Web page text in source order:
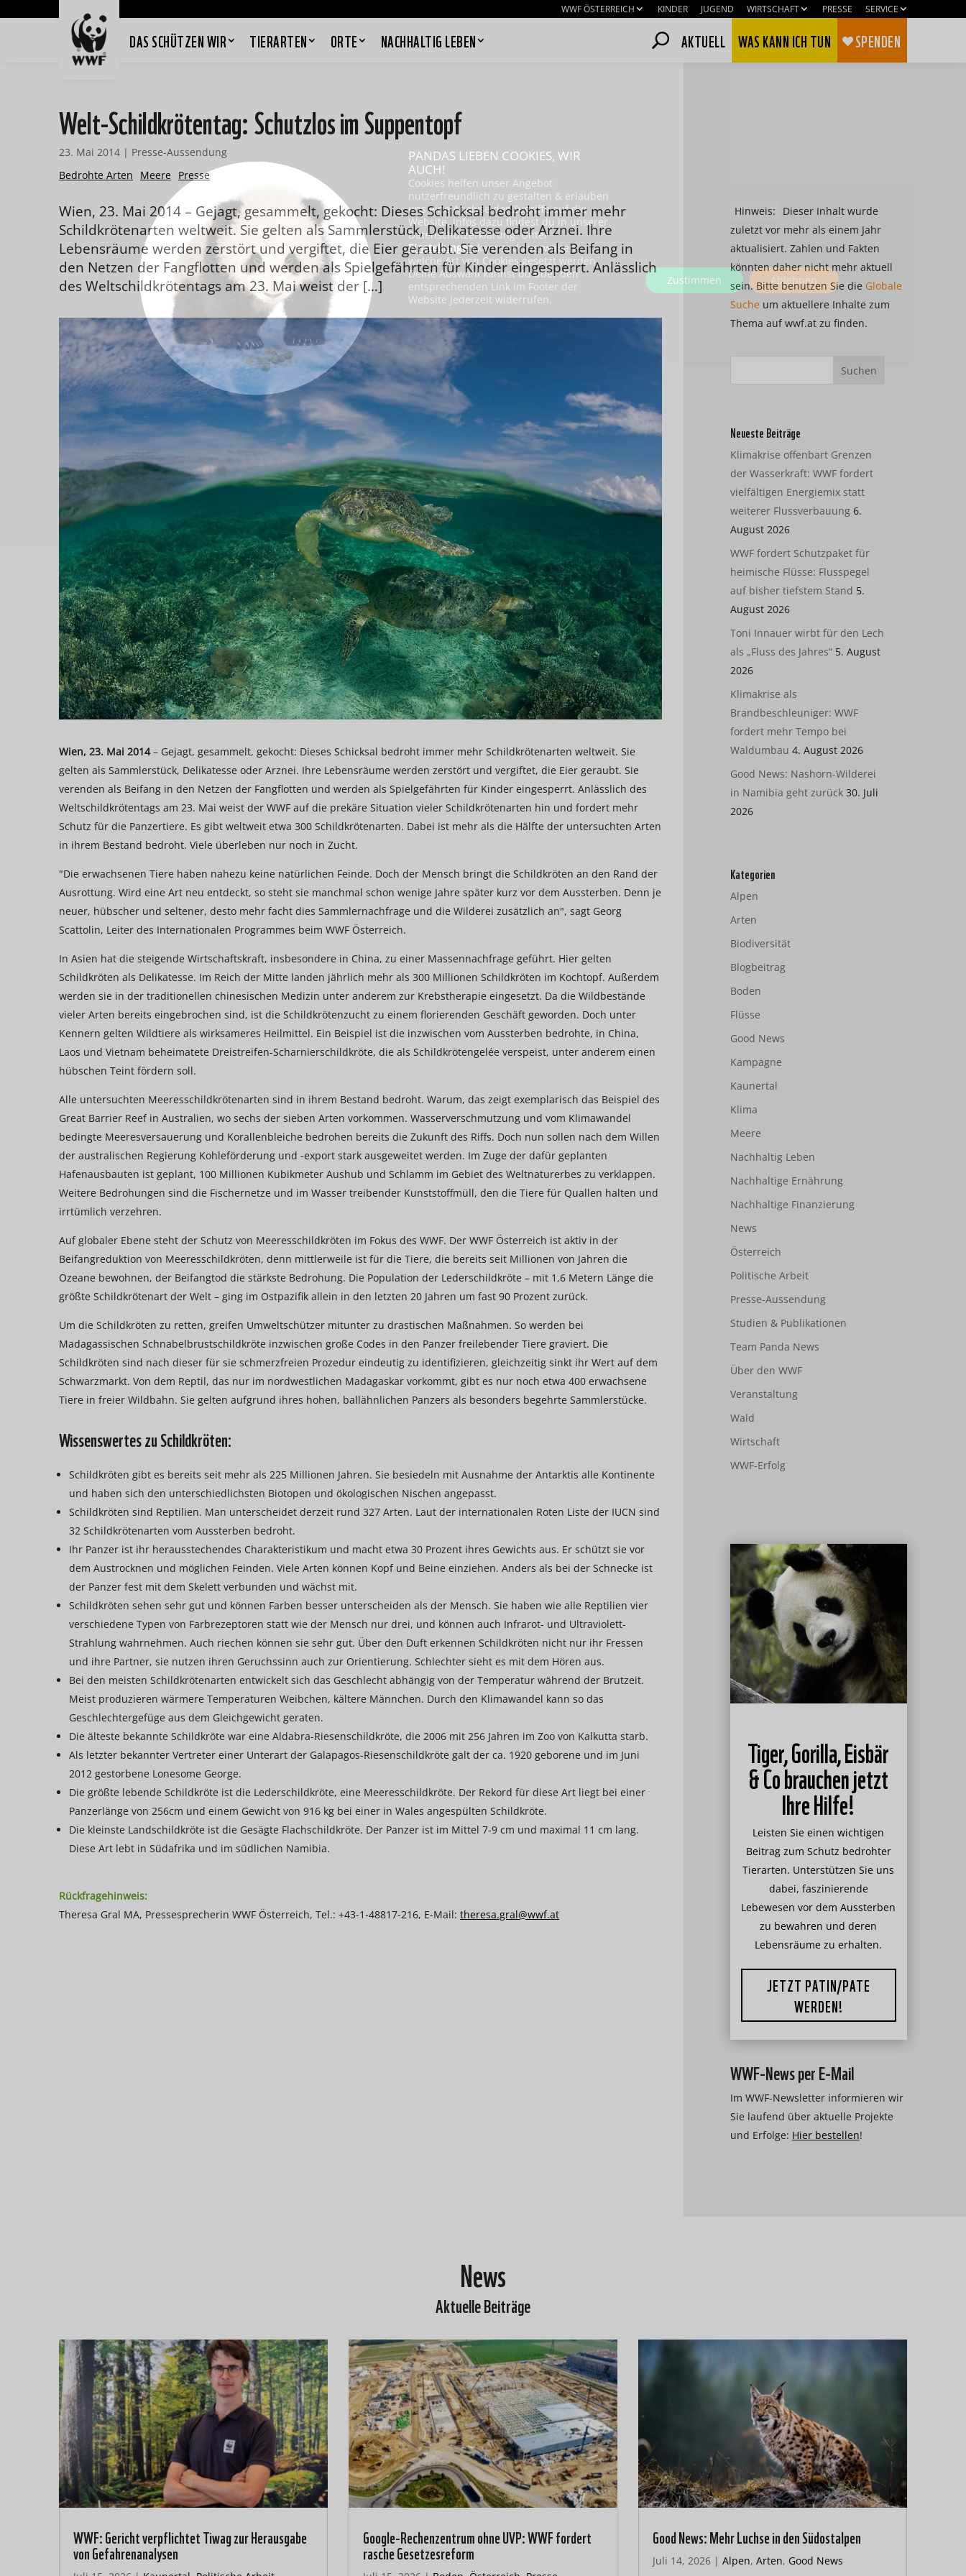
WWF ÖSTERREICH KINDER JUGEND WIRTSCHAFT PRESSE SERVICE
DAS SCHÜTZEN WIR TIERARTEN ORTE NACHHALTIG LEBEN AKTUELL WAS KANN ICH TUN SPENDEN
Welt-Schildkrötentag: Schutzlos im Suppentopf
23. Mai 2014 | Presse-Aussendung
Bedrohte Arten
Meere Presse
Wien, 23. Mai 2014 – Gejagt, gesammelt, gekocht: Dieses Schicksal bedroht immer mehr
Schildkrötenarten weltweit. Sie gelten als Sammlerstück, Delikatesse oder Arznei. Ihre
Lebensräume werden zerstört und vergiftet, die Eier geraubt. Sie verenden als Beifang in
den Netzen der Fangflotten und werden als Spielgefährten für Kinder eingesperrt. Anlässlich
des Weltschildkrötentags am 23. Mai weist der […]
Wien, 23. Mai 2014– Gejagt, gesammelt, gekocht: Dieses Schicksal bedroht immer mehr Schildkrötenarten weltweit. Sie
gelten als Sammlerstück, Delikatesse oder Arznei. Ihre Lebensräume werden zerstört und vergiftet, die Eier geraubt. Sie
verenden als Beifang in den Netzen der Fangflotten und werden als Spielgefährten für Kinder eingesperrt. Anlässlich des
Weltschildkrötentags am 23. Mai weist der WWF auf die prekäre Situation vieler Schildkrötenarten hin und fordert mehr
Schutz für die Panzertiere. Es gibt weltweit etwa 300 Schildkrötenarten. Dabei ist mehr als die Hälfte der untersuchten Arten
in ihrem Bestand bedroht. Viele überleben nur noch in Zucht.
"Die erwachsenen Tiere haben nahezu keine natürlichen Feinde. Doch der Mensch bringt die Schildkröten an den Rand der
Ausrottung. Wird eine Art neu entdeckt, so steht sie manchmal schon wenige Jahre später kurz vor dem Aussterben. Denn je
neuer, hübscher und seltener, desto mehr facht dies Sammlernachfrage und die Wilderei zusätzlich an", sagt Georg
Scattolin, Leiter des Internationalen Programmes beim WWF Österreich.
In Asien hat die steigende Wirtschaftskraft, insbesondere in China, zu einer Massennachfrage geführt. Hier gelten
Schildkröten als Delikatesse. Im Reich der Mitte landen jährlich mehr als 300 Millionen Schildkröten im Kochtopf. Außerdem
werden sie in der traditionellen chinesischen Medizin unter anderem zur Krebstherapie eingesetzt. Da die Wildbestände
vieler Arten bereits eingebrochen sind, ist die Schildkrötenzucht zu einem florierenden Geschäft geworden. Doch unter
Kennern gelten Wildtiere als wirksameres Heilmittel. Ein Beispiel ist die inzwischen vom Aussterben bedrohte, in China,
Laos und Vietnam beheimatete Dreistreifen-Scharnierschildkröte, die als Schildkrötengelée verspeist, unter anderem einen
hübschen Teint fördern soll.
Alle untersuchten Meeresschildkrötenarten sind in ihrem Bestand bedroht. Warum, das zeigt exemplarisch das Beispiel des
Great Barrier Reef in Australien, wo sechs der sieben Arten vorkommen. Wasserverschmutzung und vom Klimawandel
bedingte Meeresversauerung und Korallenbleiche bedrohen bereits die Zukunft des Riffs. Doch nun sollen nach dem Willen
der australischen Regierung Kohleförderung und -export stark ausgeweitet werden. Im Zuge der dafür geplanten
Hafenausbauten ist geplant, 100 Millionen Kubikmeter Aushub und Schlamm im Gebiet des Weltnaturerbes zu verklappen.
Weitere Bedrohungen sind die Fischernetze und im Wasser treibender Kunststoffmüll, den die Tiere für Quallen halten und
irrtümlich verzehren.
Auf globaler Ebene steht der Schutz von Meeresschildkröten im Fokus des WWF. Der WWF Österreich ist aktiv in der
Beifangreduktion von Meeresschildkröten, denn mittlerweile ist für die Tiere, die bereits seit Millionen von Jahren die
Ozeane bewohnen, der Beifangtod die stärkste Bedrohung. Die Population der Lederschildkröte – mit 1,6 Metern Länge die
größte Schildkrötenart der Welt – ging im Ostpazifik allein in den letzten 20 Jahren um fast 90 Prozent zurück.
Um die Schildkröten zu retten, greifen Umweltschützer mitunter zu drastischen Maßnahmen. So werden bei
Madagassischen Schnabelbrustschildkröte inzwischen große Codes in den Panzer freilebender Tiere graviert. Die
Schildkröten sind nach dieser für sie schmerzfreien Prozedur eindeutig zu identifizieren, gleichzeitig sinkt ihr Wert auf dem
Schwarzmarkt. Von dem Reptil, das nur im nordwestlichen Madagaskar vorkommt, gibt es nur noch etwa 400 erwachsene
Tiere in freier Wildbahn. Sie gelten aufgrund ihres hohen, ballähnlichen Panzers als besonders begehrte Sammlerstücke.
Wissenswertes zu Schildkröten:
Schildkröten gibt es bereits seit mehr als 225 Millionen Jahren. Sie besiedeln mit Ausnahme der Antarktis alle Kontinente
und haben sich den unterschiedlichsten Biotopen und ökologischen Nischen angepasst.
Schildkröten sind Reptilien. Man unterscheidet derzeit rund 327 Arten. Laut der internationalen Roten Liste der IUCN sind
32 Schildkrötenarten vom Aussterben bedroht.
Ihr Panzer ist ihr herausstechendes Charakteristikum und macht etwa 30 Prozent ihres Gewichts aus. Er schützt sie vor
dem Austrocknen und möglichen Feinden. Viele Arten können Kopf und Beine einziehen. Anders als bei der Schnecke ist
der Panzer fest mit dem Skelett verbunden und wächst mit.
Schildkröten sehen sehr gut und können Farben besser unterscheiden als der Mensch. Sie haben wie alle Reptilien vier
verschiedene Typen von Farbrezeptoren statt wie der Mensch nur drei, und können auch Infrarot- und Ultraviolett-
Strahlung wahrnehmen. Auch riechen können sie sehr gut. Über den Duft erkennen Schildkröten nicht nur ihr Fressen
und ihre Partner, sie nutzen ihren Geruchssinn auch zur Orientierung. Schlechter sieht es mit dem Hören aus.
Bei den meisten Schildkrötenarten entwickelt sich das Geschlecht abhängig von der Temperatur während der Brutzeit.
Meist produzieren wärmere Temperaturen Weibchen, kältere Männchen. Durch den Klimawandel kann so das
Geschlechtergefüge aus dem Gleichgewicht geraten.
Die älteste bekannte Schildkröte war eine Aldabra-Riesenschildkröte, die 2006 mit 256 Jahren im Zoo von Kalkutta starb.
Als letzter bekannter Vertreter einer Unterart der Galapagos-Riesenschildkröte galt der ca. 1920 geborene und im Juni
2012 gestorbene Lonesome George.
Die größte lebende Schildkröte ist die Lederschildkröte, eine Meeresschildkröte. Der Rekord für diese Art liegt bei einer
Panzerlänge von 256cm und einem Gewicht von 916 kg bei einer in Wales angespülten Schildkröte.
Die kleinste Landschildkröte ist die Gesägte Flachschildkröte. Der Panzer ist im Mittel 7-9 cm und maximal 11 cm lang.
Diese Art lebt in Südafrika und im südlichen Namibia.
Rückfragehinweis:
Theresa Gral MA, Pressesprecherin WWF Österreich, Tel.: +43-1-48817-216, E-Mail: theresa.gral@wwf.at
Hinweis:
Dieser Inhalt wurde
zuletzt vor mehr als einem Jahr
aktualisiert. Zahlen und Fakten
könnten daher nicht mehr aktuell
sein. Bitte benutzen Sie die Globale
Suche um aktuellere Inhalte zum
Thema auf wwf.at zu finden.
Neueste Beiträge
Klimakrise offenbart Grenzen
der Wasserkraft: WWF fordert
vielfältigen Energiemix statt
weiterer Flussverbauung 6.
August 2026
WWF fordert Schutzpaket für
heimische Flüsse: Flusspegel
auf bisher tiefstem Stand 5.
August 2026
Toni Innauer wirbt für den Lech
als „Fluss des Jahres“ 5. August
2026
Klimakrise als
Brandbeschleuniger: WWF
fordert mehr Tempo bei
Waldumbau 4. August 2026
Good News: Nashorn-Wilderei
in Namibia geht zurück 30. Juli
2026
Kategorien
Alpen
Arten
Biodiversität
Blogbeitrag
Boden
Flüsse
Good News
Kampagne
Kaunertal
Klima
Meere
Nachhaltig Leben
Nachhaltige Ernährung
Nachhaltige Finanzierung
News
Österreich
Politische Arbeit
Presse-Aussendung
Studien & Publikationen
Team Panda News
Über den WWF
Veranstaltung
Wald
Wirtschaft
WWF-Erfolg
Tiger, Gorilla, Eisbär
& Co brauchen jetzt
Ihre Hilfe!
Leisten Sie einen wichtigen
Beitrag zum Schutz bedrohter
Tierarten. Unterstützen Sie uns
dabei, faszinierende
Lebewesen vor dem Aussterben
zu bewahren und deren
Lebensräume zu erhalten.
JETZT PATIN/PATE
WERDEN!
WWF-News per E-Mail
Im WWF-Newsletter informieren wir
Sie laufend über aktuelle Projekte
und Erfolge: Hier bestellen!
News
Aktuelle Beiträge
WWF: Gericht verpflichtet Tiwag zur Herausgabe
von Gefahrenanalysen
Google-Rechenzentrum ohne UVP: WWF fordert
rasche Gesetzesreform
Good News: Mehr Luchse in den Südostalpen
Juli 14, 2026| Alpen, Arten, Good News
PANDAS LIEBEN COOKIES, WIR
AUCH!
Cookies helfen unser Angebot
nutzerfreundlich zu gestalten & erlauben
uns eine Analyse der Zugriffe auf die
Website. Infos dazu findest du in unserer
Datenschutzerklärung. Unter
Einstellungen kannst du verwalten,
welche Art von Cookies gesetzt werden.
Deine Auswahl kannst du über den
entsprechenden Link im Footer der
Website jederzeit widerrufen.
Zustimmen Ablehnen